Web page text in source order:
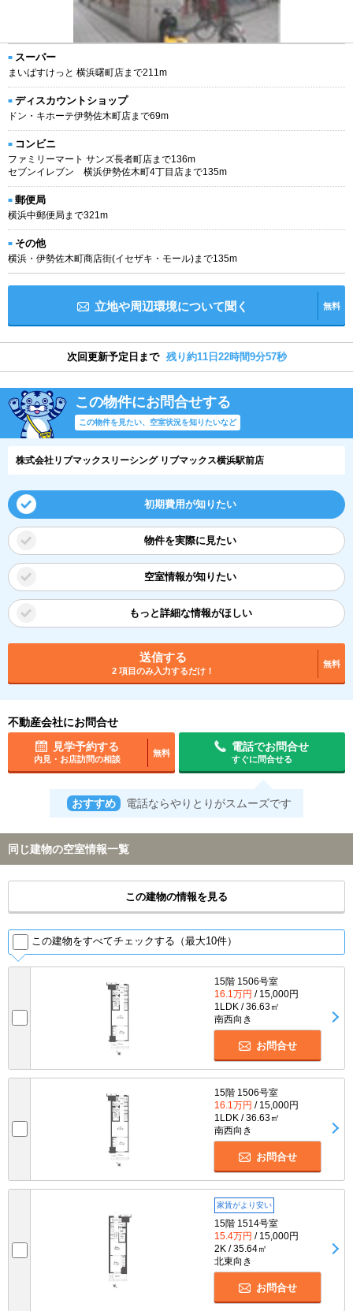
スーパー
まいばすけっと 横浜曙町店まで211m
ディスカウントショップ
ドン・キホーテ伊勢佐木町店まで69m
コンビニ
ファミリーマート サンズ長者町店まで136m
セブンイレブン 横浜伊勢佐木町4丁目店まで135m
郵便局
横浜中郵便局まで321m
その他
横浜・伊勢佐木町商店街(イセザキ・モール)まで135m
立地や周辺環境について聞く 無料
次回更新予定日まで 残り約11日22時間9分56秒
この物件にお問合せする
この物件を見たい、空室状況を知りたいなど
株式会社リブマックスリーシング リブマックス横浜駅前店
初期費用が知りたい
物件を実際に見たい
空室情報が知りたい
もっと詳細な情報がほしい
送信する
2 項目のみ入力するだけ！
無料
不動産会社にお問合せ
見学予約する
内見・お店訪問の相談
無料
電話でお問合せ
すぐに問合せる
おすすめ 電話ならやりとりがスムーズです
同じ建物の空室情報一覧
この建物の情報を見る
この建物をすべてチェックする（最大10件）
15階 1506号室
16.1万円 / 15,000円
1LDK / 36.63㎡
南西向き
お問合せ
15階 1506号室
16.1万円 / 15,000円
1LDK / 36.63㎡
南西向き
お問合せ
家賃がより安い
15階 1514号室
15.4万円 / 15,000円
2K / 35.64㎡
北東向き
お問合せ